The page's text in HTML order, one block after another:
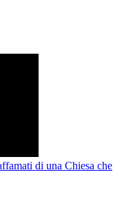
di una Chiesa che